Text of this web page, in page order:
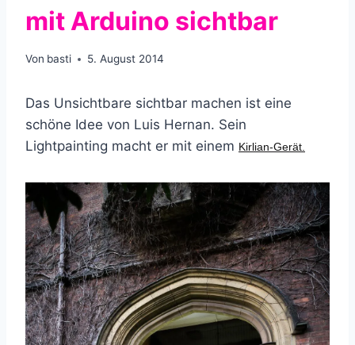
mit Arduino sichtbar
Von basti 5. August 2014
Das Unsichtbare sichtbar machen ist eine
schöne Idee von Luis Hernan. Sein
Lightpainting macht er mit einem Kirlian-Gerät